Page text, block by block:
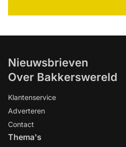
Nieuwsbrieven
Over Bakkerswereld
Klantenservice
Adverteren
Contact
Thema's